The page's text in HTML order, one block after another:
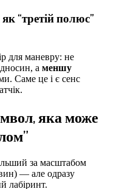
“третій полюс”
для маневру: не
а меншу
Саме це і є сенс
яка може
за масштабом
— але одразу
лабіринт.